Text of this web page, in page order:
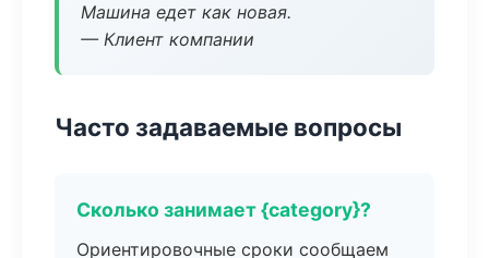
Машина едет как новая.
— Клиент компании
Часто задаваемые вопросы
Сколько занимает {category}?
Ориентировочные сроки сообщаем